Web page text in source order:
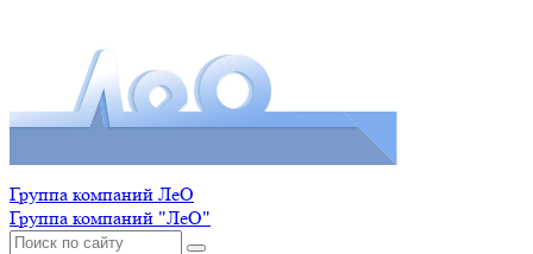
Группа компаний ЛеО
Группа компаний "ЛеО"